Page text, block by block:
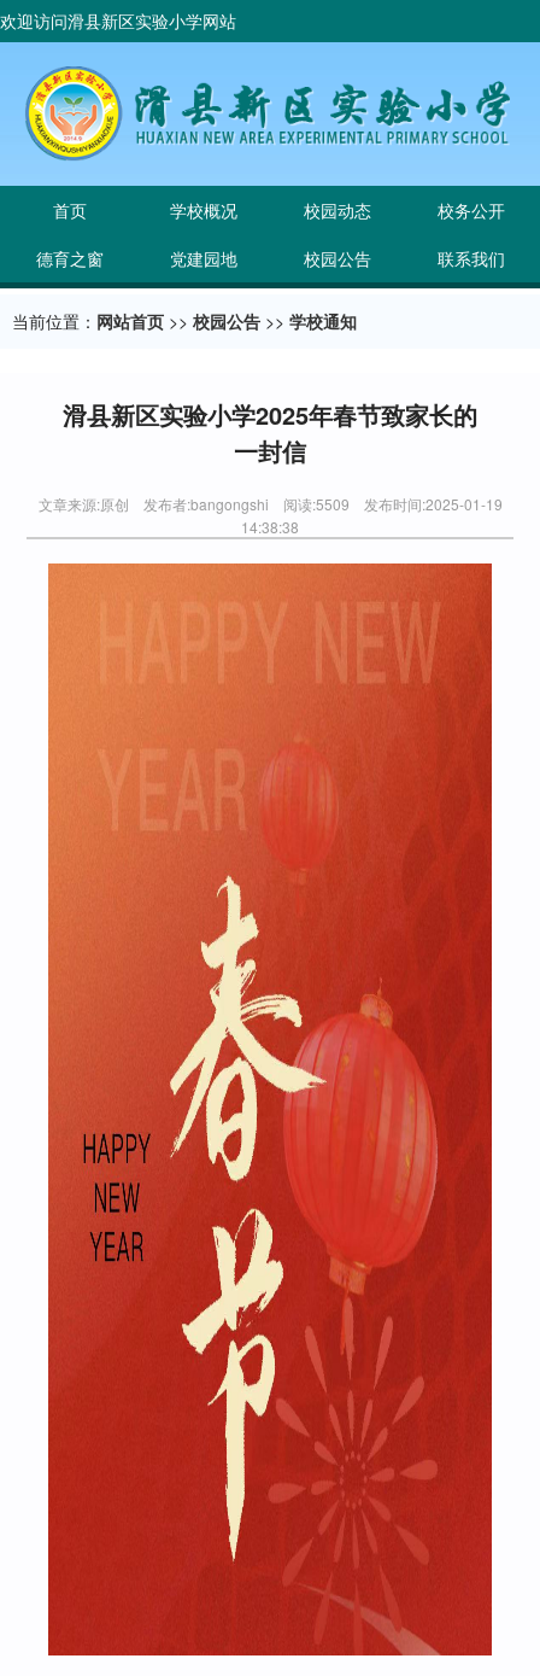
欢迎访问滑县新区实验小学网站
首页 学校概况 校园动态
校务公开
德育之窗
党建园地 校园公告 联系我们
当前位置： 网站首页 >> 校园公告 >> 学校通知
滑县新区实验小学2025年春节致家长的
一封信
文章来源:原创 发布者:bangongshi 阅读:5509 发布时间:2025-01-19
14:38:38